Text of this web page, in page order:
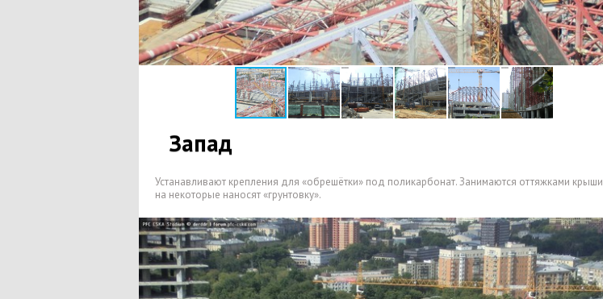
Запад
Устанавливают крепления для «обрешётки» под поликарбонат. Занимаются оттяжками крыши
на некоторые наносят«грунтовку».